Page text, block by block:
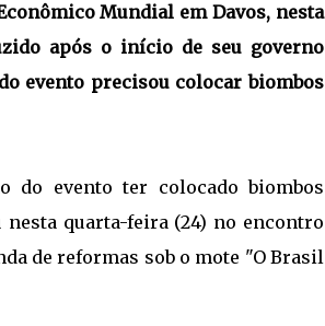
Mundial em Davos, nesta
após o início de seu governo
evento precisou colocar biombos
do evento ter colocado biombos
quarta-feira (24) no encontro
de reformas sob o mote "O Brasil